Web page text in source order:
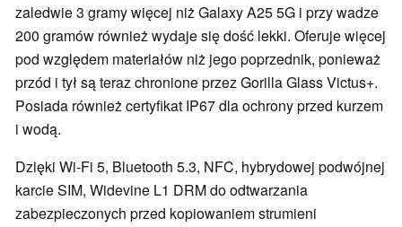
zaledwie 3 gramy więcej niż Galaxy A25 5G i przy wadze
200 gramów również wydaje się dość lekki. Oferuje więcej
pod względem materiałów niż jego poprzednik, ponieważ
przód i tył są teraz chronione przez Gorilla Glass Victus+.
Posiada również certyfikat IP67 dla ochrony przed kurzem
i wodą.
Dzięki Wi-Fi 5, Bluetooth 5.3, NFC, hybrydowej podwójnej
karcie SIM, Widevine L1 DRM do odtwarzania
zabezpieczonych przed kopiowaniem strumieni